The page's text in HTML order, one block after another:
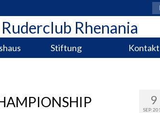
Stiftung Kontakt
9
SEP.